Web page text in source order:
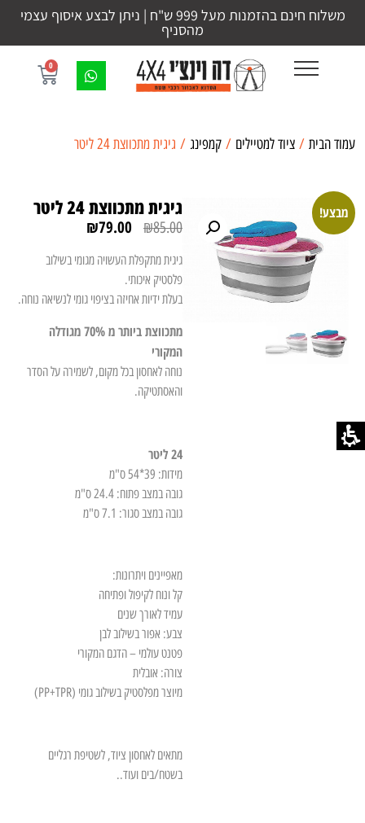
משלוח חינם בהזמנות מעל 999 ש"ח | ניתן לבצע איסוף עצמי
מהסניף
0
עמוד הבית / ציוד למטיילים / קמפינג / גיגית מתכווצת 24 ליטר
מבצע! גיגית מתכווצת 24 ליטר
₪85.00
₪79.00
גיגית מתקפלת העשויה מגומי בשילוב
פלסטיק איכותי.
בעלת ידיות אחיזה בציפוי גומי לנשיאה נוחה.
מתכווצת ביותר מ 70% מגודלה
המקורי
נוחה לאחסון בכל מקום, לשמירה על הסדר
והאסתטיקה.
24 ליטר
מידות: 39*54 ס"מ
גובה במצב פתוח: 24.4 ס"מ
גובה במצב סגור: 7.1 ס"מ
מאפיינים ויתרונות:
קל ונוח לקיפול ופתיחה
עמיד לאורך שנים
צבע: אפור בשילוב לבן
פטנט עולמי – הדגם המקורי
צורה: אובלית
מיוצר מפלסטיק בשילוב גומי (PP+TPR)
מתאים לאחסון ציוד, לשטיפת רגליים
בשטח/בים ועוד..